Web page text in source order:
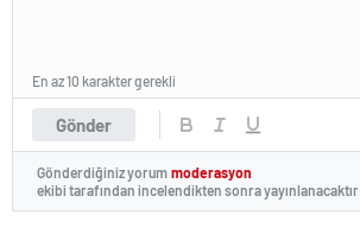
Gönder
En az 10 karakter gerekli
Gönderdiğiniz yorum moderasyon
ekibi tarafından incelendikten sonra yayınlanacaktır.